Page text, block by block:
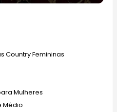
Country Femininas
Mulheres
Médio